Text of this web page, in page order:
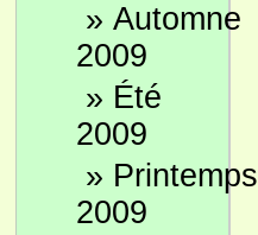
» Automne
2009
» Été
2009
» Printemps
2009